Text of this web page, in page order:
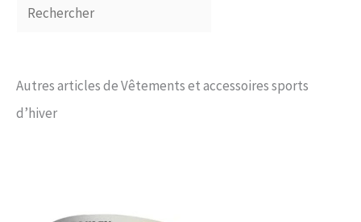
Autres articles de Vêtements et accessoires sports
d’hiver